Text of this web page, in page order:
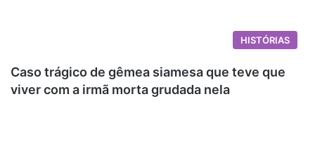
HISTÓRIAS
Caso trágico de gêmea siamesa que teve que
viver com a irmã morta grudada nela